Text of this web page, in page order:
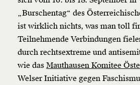
„Burschentag“ des
ist wirklich nichts, was man toll
Teilnehmende Verbindungen
durch rechtsextreme und
wie das Mauthausen Komitee
Welser Initiative gegen